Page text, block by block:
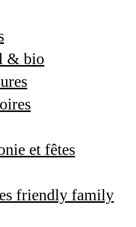
& bio
et fêtes
friendly family